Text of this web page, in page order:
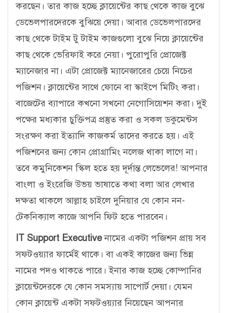
করছেন। তার কাজ হচ্ছে ক্লায়েন্টের কাছ থেকে কাজ বুঝে
ডেভেলপারদেরকে বুঝিয়ে দেয়া। আবার ডেভেলপারদের
কাছ থেকে টাইম টু টাইম কাজগুলো বুঝে নিয়ে ক্লায়েন্টের
কাছ থেকে ভেরিফাই করে নেয়া। পুরোপুরি প্রোজেক্ট
ম্যানেজার না। এটা প্রোজেক্ট ম্যানেজারের চেয়ে নিচের
পজিশন। ক্লায়েন্টের সাথে ফোনে বা স্কাইপে মিটিং করা।
বাজেটের ব্যাপারে কখনো সখনো নেগোসিয়েশন করা। দুই
পক্ষের মধ্যকার চুক্তিপত্র প্রস্তুত করা ও সকল ডকুমেন্টস
সংরক্ষণ করা ইত্যাদি কাজকর্ম তাদের করতে হয়। এই
পজিশনের জন্য কোন প্রোগ্রামিং নলেজ থাকা লাগে না।
তবে কমুনিকেশন স্কিল হতে হয় দূর্দান্ত লেভেলের! আপনার
বাংলা ও ইংরেজি উভয় ভাষাতে কথা বলা আর লেখার
দক্ষতা থাকলে আল্লাহ চাইলে দুনিয়ার যে কোন নন-
টেকনিক্যাল কাজে আপনি ফিট হতে পারবেন।
IT Support Executiveনামের একটা পজিশন প্রায় সব
সফটওয়্যার ফার্মেই থাকে। বা একই কাজের জন্য ভিন্ন
নামের পদও থাকতে পারে। ইনার কাজ হচ্ছে কোম্পানির
ক্লায়েন্টদেরকে যে কোন সমস্যায় সাপোর্ট দেয়া। যেমন
কোন ক্লায়েন্ট একটা সফটওয়্যার নিয়েছেন আপনার